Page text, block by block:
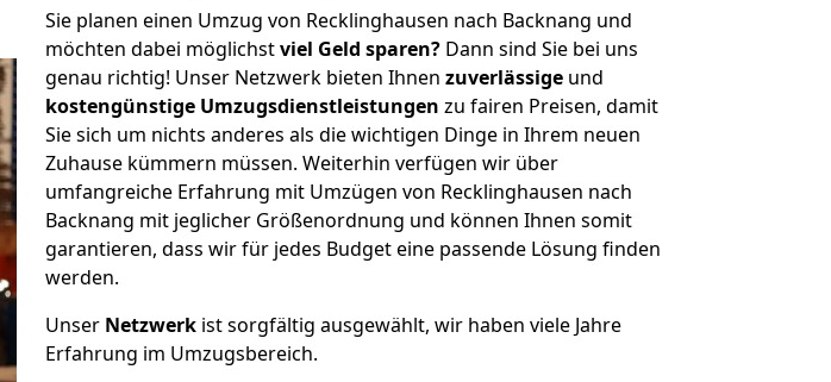
Sie planen einen Umzug von Recklinghausen nach Backnang und
möchten dabei möglichstviel Geld sparen? Dann sind Sie bei uns
genau richtig! Unser Netzwerk bieten Ihnen zuverlässige und
kostengünstige Umzugsdienstleistungen zu fairen Preisen, damit
Sie sich um nichts anderes als die wichtigen Dinge in Ihrem neuen
Zuhause kümmern müssen. Weiterhin verfügen wir über
umfangreiche Erfahrung mit Umzügen von Recklinghausen nach
Backnang mit jeglicher Größenordnung und können Ihnen somit
garantieren, dass wir für jedes Budget eine passende Lösung finden
werden.
Unser Netzwerk ist sorgfältig ausgewählt, wir haben viele Jahre
Erfahrung im Umzugsbereich.